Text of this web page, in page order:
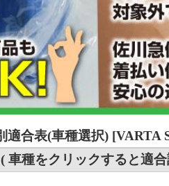
適合表(車種選択) [VARTA
車種をクリックすると適